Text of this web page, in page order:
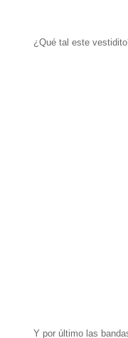
¿Qué tal este
Y por último las